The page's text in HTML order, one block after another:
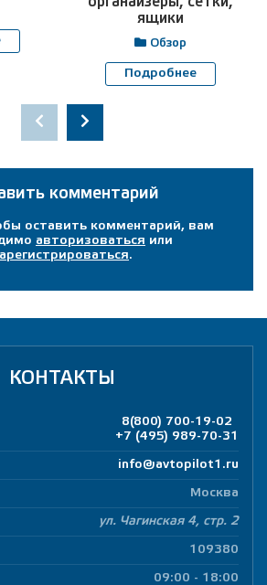
ящики
Обзор
Подробнее
комментарий
оставить комментарий, вам
авторизоваться или
.
КОНТАКТЫ
8(800) 700-19-02
+7 (495) 989-70-31
info@avtopilot1.ru
Москва
ул. Чагинская 4, стр. 2
109380
09:00 - 18:00